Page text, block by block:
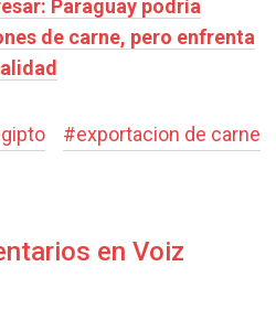
Paraguay podría
de carne, pero enfrenta
#exportacion de carne
en Voiz